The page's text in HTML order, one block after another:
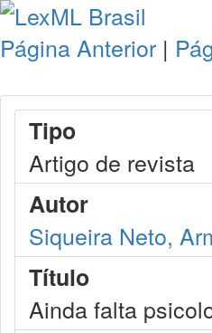
Página Anterior |
Tipo
Artigo de revista
Autor
Siqueira Neto,
Título
Ainda falta